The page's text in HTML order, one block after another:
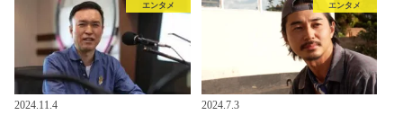
エンタメ
2024.11.4
エンタメ
2024.7.3